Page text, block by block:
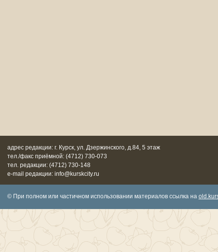
адрес редакции: г. Курск, ул. Дзержинского, д.84, 5 этаж
тел./факс приёмной: (4712) 730-073
тел. редакции: (4712) 730-148
e-mail редакции: info@kurskcity.ru
© При полном или частичном использовании материалов ссылка на